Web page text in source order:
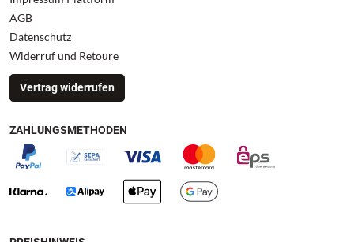
AGB
Datenschutz
Widerruf und Retoure
Vertrag widerrufen
ZAHLUNGSMETHODEN